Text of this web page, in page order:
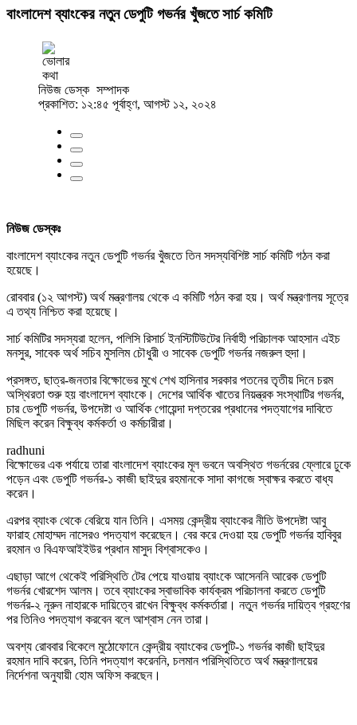
বাংলাদেশ ব্যাংকের নতুন ডেপুটি গভর্নর খুঁজতে সার্চ কমিটি
নিউজ ডেস্ক সম্পাদক
প্রকাশিত: ১২:৪৫ পূর্বাহ্ণ, আগস্ট ১২, ২০২৪
নিউজ ডেস্কঃ
বাংলাদেশ ব্যাংকের নতুন ডেপুটি গভর্নর খুঁজতে তিন সদস্যবিশিষ্ট সার্চ কমিটি গঠন করা
হয়েছে।
রোববার (১২ আগস্ট) অর্থ মন্ত্রণালয় থেকে এ কমিটি গঠন করা হয়। অর্থ মন্ত্রণালয় সূত্রে
এ তথ্য নিশ্চিত ক‌রা হয়েছে।
সার্চ কমিটির সদস্যরা হলেন, পলিসি রিসার্চ ইনস্টিটিউটের নির্বাহী পরিচালক আহসান এইচ
মনসুর, সাবেক অর্থ সচিব মুসলিম চৌধুরী ও সাবেক ডেপুটি গভর্নর নজরুল হুদা।
প্রসঙ্গত, ছাত্র-জনতার বিক্ষোভের মুখে শেখ হাসিনার সরকার পতনের তৃতীয় দিনে চরম
অস্থিরতা শুরু হয় বাংলাদেশ ব্যাংকে। দেশের আর্থিক খাতের নিয়ন্ত্রক সংস্থাটির গভর্নর,
চার ডেপুটি গভর্নর, উপদেষ্টা ও আর্থিক গোয়েন্দা দপ্তরের প্রধানের পদত্যাগের দাবিতে
মিছিল করেন বিক্ষুব্ধ কর্মকর্তা ও কর্মচারীরা।
radhuni
বিক্ষোভের এক পর্যায়ে তারা বাংলাদেশ ব্যাংকের মূল ভবনে অবস্থিত গভর্নরের ফ্লোরে ঢুকে
পড়েন এবং ডেপুটি গভর্নর-১ কাজী ছাইদুর রহমানকে সাদা কাগজে স্বাক্ষর করতে বাধ্য
করেন।
এরপর ব্যাংক থেকে বেরিয়ে যান তিনি। এসময় কেন্দ্রীয় ব্যাংকের নীতি উপদেষ্টা আবু
ফারাহ মোহাম্মদ নাসেরও পদত্যাগ করেছেন। বের করে দেওয়া হয় ডেপুটি গভর্নর হাবিবুর
রহমান ও বিএফআইইউর প্রধান মাসুদ বিশ্বাসকেও।
এছাড়া আগে থেকেই পরিস্থিতি টের পেয়ে যাওয়ায় ব্যাংকে আসেননি আরেক ডেপুটি
গভর্নর খোরশেদ আলম। তবে ব্যাংকের স্বাভাবিক কার্যক্রম পরিচালনা করতে ডেপুটি
গভর্নর-২ নূরুন নাহারকে দায়িত্বে রাখেন বিক্ষুব্ধ কর্মকর্তারা। নতুন গভর্নর দায়িত্ব গ্রহণের
পর তিনিও পদত্যাগ করবেন বলে আশ্বাস নেন তারা।
অবশ্য রোববার বিকেলে মুঠোফোনে কেন্দ্রীয় ব্যাংকের ডেপুটি-১ গভর্নর কাজী ছাইদুর
রহমান দাবি করেন, তিনি পদত্যাগ করেননি, চলমান পরিস্থিতিতে অর্থ মন্ত্রণালয়ের
নির্দেশনা অনুযায়ী হোম অফিস করছেন।